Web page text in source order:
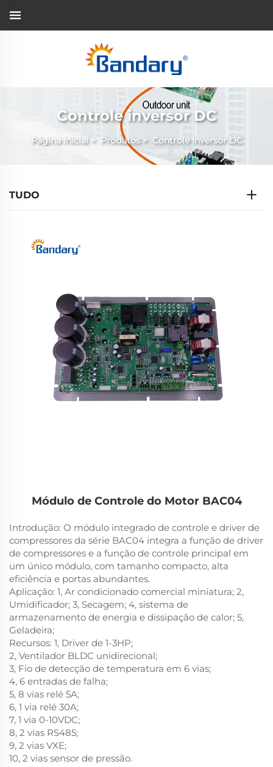
Controle inversor DC
Página Inicial> Produtos> Controle Inversor DC
TUDO
Módulo de Controle do Motor BAC04
Introdução: O módulo integrado de controle e driver de
compressores da série BAC04 integra a função de driver
de compressores e a função de controle principal em
um único módulo, com tamanho compacto, alta
eficiência e portas abundantes.
Aplicação: 1, Ar condicionado comercial miniatura; 2,
Umidificador; 3, Secagem; 4, sistema de
armazenamento de energia e dissipação de calor; 5,
Geladeira;
Recursos: 1, Driver de 1-3HP;
2, Ventilador BLDC unidirecional;
3, Fio de detecção de temperatura em 6 vias;
4, 6 entradas de falha;
5, 8 vias relé 5A;
6, 1 via relé 30A;
7, 1 via 0-10VDC;
8, 2 vias RS485;
9, 2 vias VXE;
10, 2 vias sensor de pressão.